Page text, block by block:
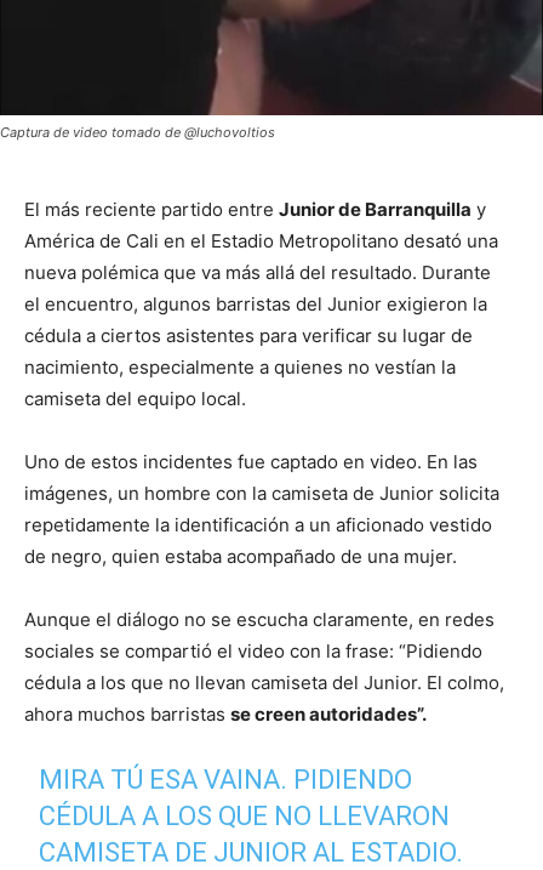
Captura de video tomado de @luchovoltios
El más reciente partido entre Junior de Barranquilla y
América de Cali en el Estadio Metropolitano desató una
nueva polémica que va más allá del resultado. Durante
el encuentro, algunos barristas del Junior exigieron la
cédula a ciertos asistentes para verificar su lugar de
nacimiento, especialmente a quienes no vestían la
camiseta del equipo local.
Uno de estos incidentes fue captado en video. En las
imágenes, un hombre con la camiseta de Junior solicita
repetidamente la identificación a un aficionado vestido
de negro, quien estaba acompañado de una mujer.
Aunque el diálogo no se escucha claramente, en redes
sociales se compartió el video con la frase: “Pidiendo
cédula a los que no llevan camiseta del Junior. El colmo,
ahora muchos barristas se creen autoridades”.
MIRA TÚ ESA VAINA. PIDIENDO
CÉDULA A LOS QUE NO LLEVARON
CAMISETA DE JUNIOR AL ESTADIO.